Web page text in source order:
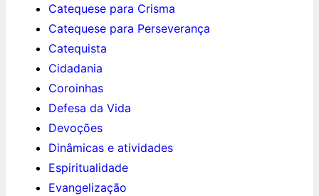
Catequese para Crisma
Catequese para Perseverança
Catequista
Cidadania
Coroinhas
Defesa da Vida
Devoções
Dinâmicas e atividades
Espiritualidade
Evangelização